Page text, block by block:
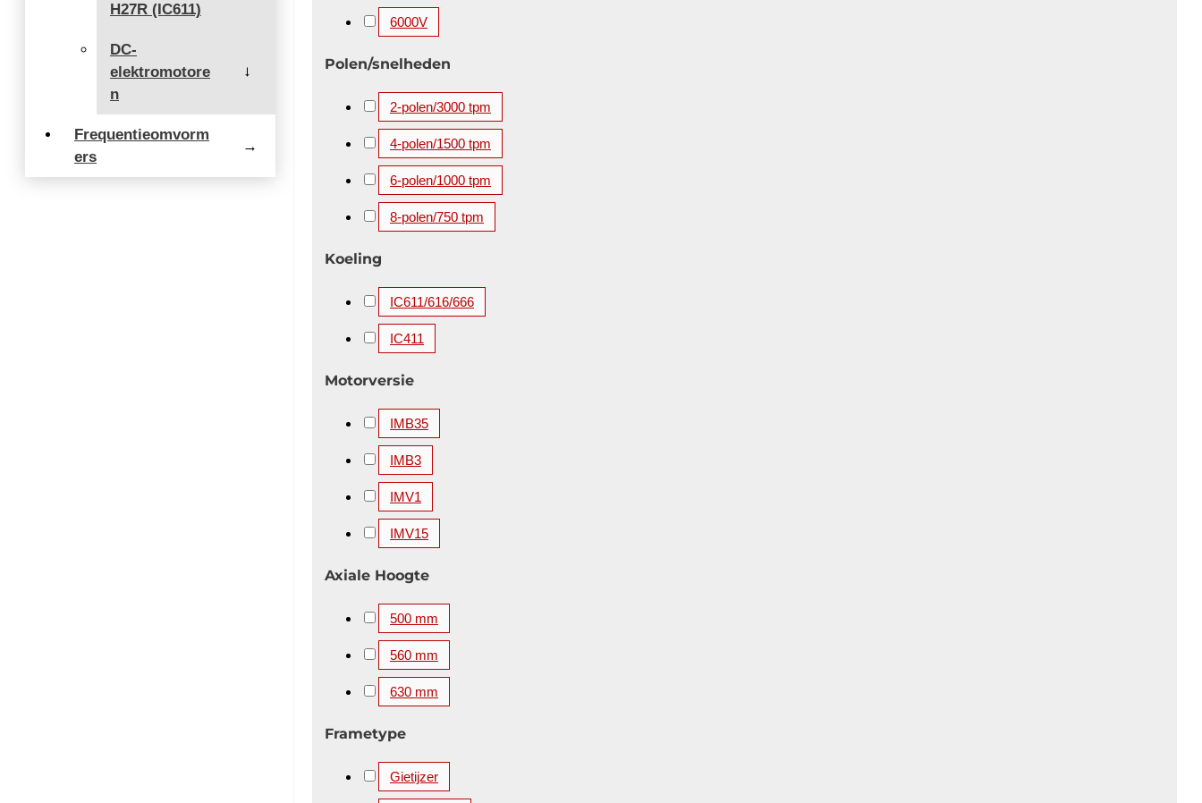
H27R (IC611)
DC-
elektromotore
n
→
Frequentieomvorm
ers
→
6000V
Polen/snelheden
2-polen/3000 tpm
4-polen/1500 tpm
6-polen/1000 tpm
8-polen/750 tpm
Koeling
IC611/616/666
IC411
Motorversie
IMB35
IMB3
IMV1
IMV15
Axiale Hoogte
500 mm
560 mm
630 mm
Frametype
Gietijzer